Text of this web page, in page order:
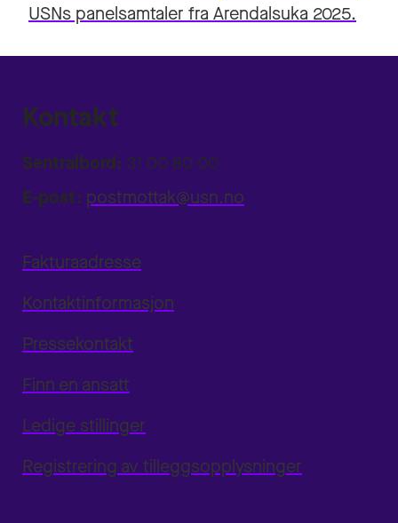
USNs panelsamtaler fra Arendalsuka 2025.
Kontakt
Sentralbord: 31 00 80 00
E-post: postmottak@usn.no
Fakturaadresse
Kontaktinformasjon
Pressekontakt
Finn en ansatt
Ledige stillinger
Registrering av tilleggsopplysninger